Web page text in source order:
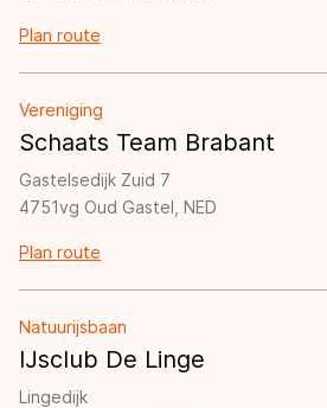
Waar kan ik schaatsen en skaten?
Evenementen
Tickets
Livestreams
Winacties
Olympische Spelen
Medaille overzicht
Medaillespiegel
Olympische uitslagen
Plan route
Vereniging
Schaats Team Brabant
Gastelsedijk Zuid 7
4751vg Oud Gastel, NED
Plan route
Natuurijsbaan
IJsclub De Linge
Lingedijk